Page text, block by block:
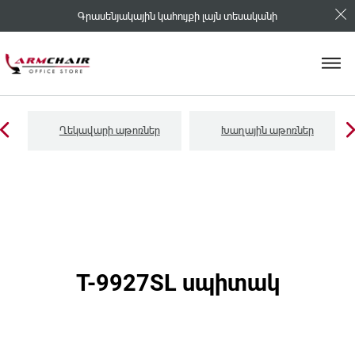
Գրասենյակային կահույքի լայն տեսականի
Ղեկավարի աթոռներ Խաղային աթոռներ
T-9927SL սպիտակ